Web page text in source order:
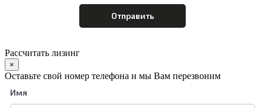
Рассчитать лизинг
×
Оставьте свой номер телефона и мы Вам перезвоним
Имя